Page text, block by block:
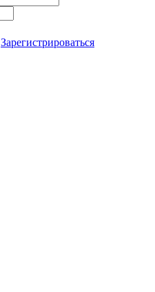
Зарегистрироваться